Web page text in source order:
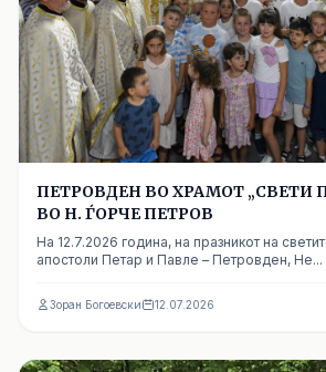
ПЕТРОВДЕН ВО ХРАМОТ „СВЕТИ
ВО Н. ЃОРЧЕ ПЕТРОВ
На 12.7.2026 година, на празникот на
апостоли Петар и Павле – Петровден, Не...
Зоран Богоевски 12.07.2026